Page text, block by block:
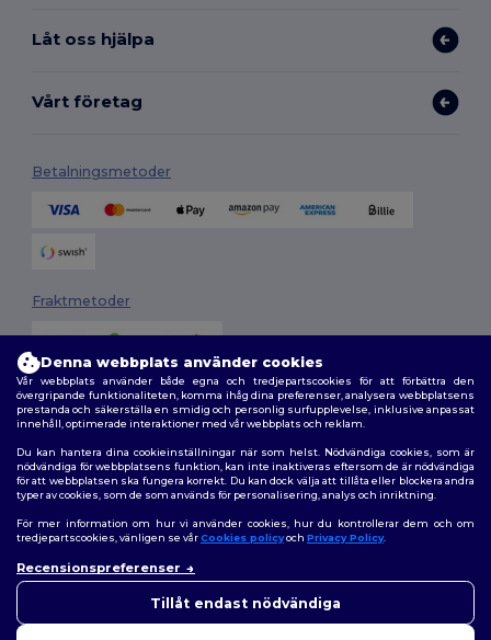
Låt oss hjälpa
Vårt företag
Betalningsmetoder
Fraktmetoder
2026. Alla rättigheter förbehållna
Allmänna Villkor|Anpassad policy
|Karta över webbplatsen
Följ oss
Denna webbplats använder cookies
Vår webbplats använder både egna och tredjepartscookies för att förbättra den
övergripande funktionaliteten, komma ihåg dina preferenser, analysera webbplatsens
prestanda och säkerställa en smidig och personlig surfupplevelse, inklusive anpassat
innehåll, optimerade interaktioner med vår webbplats och reklam.
Du kan hantera dina cookieinställningar när som helst. Nödvändiga cookies, som är
nödvändiga för webbplatsens funktion, kan inte inaktiveras eftersom de är nödvändiga
för att webbplatsen ska fungera korrekt. Du kan dock välja att tillåta eller blockera andra
typer av cookies, som de som används för personalisering, analys och inriktning.
För mer information om hur vi använder cookies, hur du kontrollerar dem och om
tredjepartscookies, vänligen se vårCookies policyoch Privacy Policy.
Recensionspreferenser
Tillåt endast nödvändiga